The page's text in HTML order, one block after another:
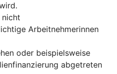
Arbeitnehmerinnen
oder beispielsweise
abgetreten